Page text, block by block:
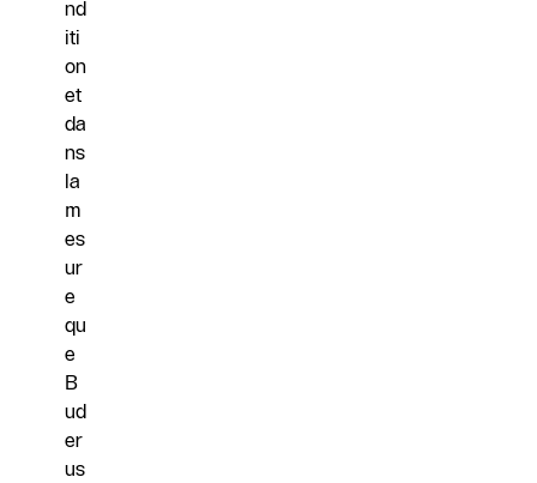
nd
iti
on
et
da
ns
la
m
es
ur
e
qu
e
B
ud
er
us